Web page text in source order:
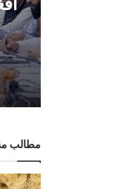
مطالب